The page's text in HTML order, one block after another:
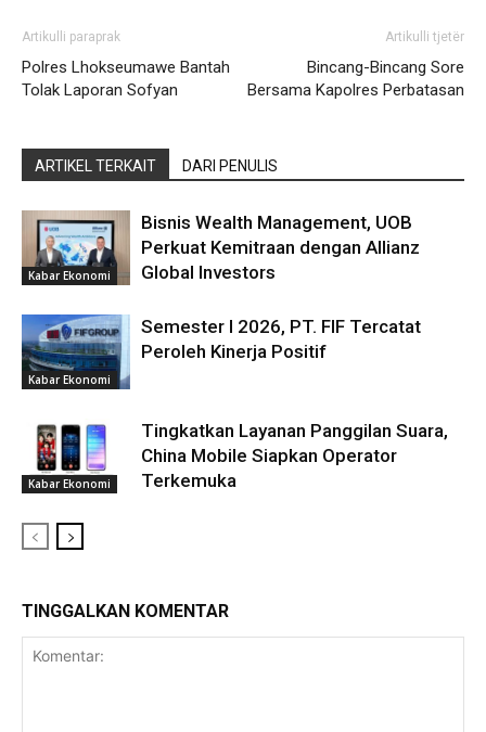
Artikulli paraprak
Polres Lhokseumawe Bantah
Tolak Laporan Sofyan
Artikulli tjetër
Bincang-Bincang Sore
Bersama Kapolres Perbatasan
ARTIKEL TERKAIT DARI PENULIS
Kabar Ekonomi
Bisnis Wealth Management, UOB
Perkuat Kemitraan dengan Allianz
Global Investors
Kabar Ekonomi
Semester I 2026, PT. FIF Tercatat
Peroleh Kinerja Positif
Kabar Ekonomi
Tingkatkan Layanan Panggilan Suara,
China Mobile Siapkan Operator
Terkemuka
TINGGALKAN KOMENTAR